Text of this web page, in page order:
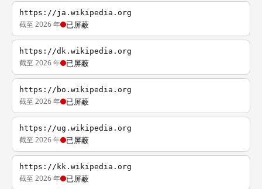
https://ja.wikipedia.org
截至 2026 年 已屏蔽
https://dk.wikipedia.org
截至 2026 年 已屏蔽
https://bo.wikipedia.org
截至 2026 年 已屏蔽
https://ug.wikipedia.org
截至 2026 年 已屏蔽
https://kk.wikipedia.org
截至 2026 年 已屏蔽